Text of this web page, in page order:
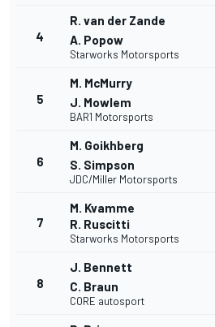
4
R. van der Zande
A. Popow
Starworks Motorsports
5
M. McMurry
J. Mowlem
BAR1 Motorsports
6
M. Goikhberg
S. Simpson
JDC/Miller Motorsports
7
M. Kvamme
R. Ruscitti
Starworks Motorsports
8
J. Bennett
C. Braun
CORE autosport